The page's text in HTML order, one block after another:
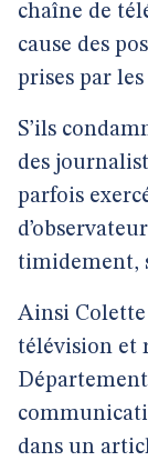
chaîne de
cause des
prises par
S’ils
des
parfois
timidement,
Ainsi Colette
télévision et
dans un